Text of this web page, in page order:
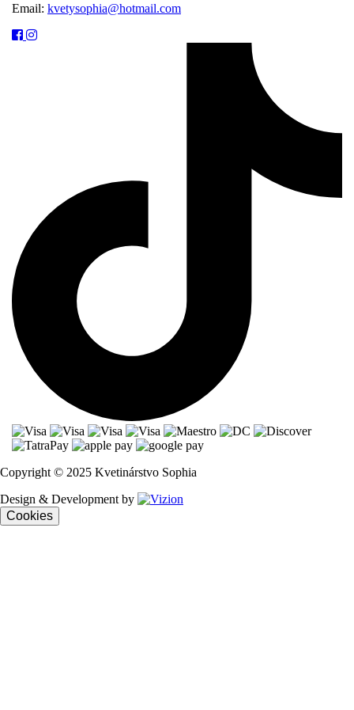
Email: kvetysophia@hotmail.com
Copyright © 2025 Kvetinárstvo Sophia
Design & Development by
Cookies